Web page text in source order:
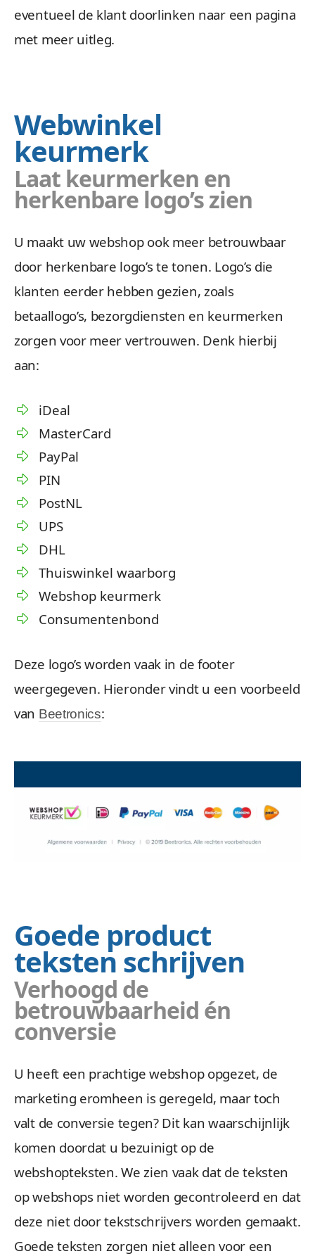
eventueel de klant doorlinken naar een pagina
met meer uitleg.
Webwinkel
keurmerk
Laat keurmerken en
herkenbare logo’s zien
U maakt uw webshop ook meer betrouwbaar
door herkenbare logo’s te tonen. Logo’s die
klanten eerder hebben gezien, zoals
betaallogo’s, bezorgdiensten en keurmerken
zorgen voor meer vertrouwen. Denk hierbij
aan:
iDeal
MasterCard
PayPal
PIN
PostNL
UPS
DHL
Thuiswinkel waarborg
Webshop keurmerk
Consumentenbond
Deze logo’s worden vaak in de footer
weergegeven. Hieronder vindt u een voorbeeld
van Beetronics:
Goede product
teksten schrijven
Verhoogd de
betrouwbaarheid én
conversie
U heeft een prachtige webshop opgezet, de
marketing eromheen is geregeld, maar toch
valt de conversie tegen? Dit kan waarschijnlijk
komen doordat u bezuinigt op de
webshopteksten. We zien vaak dat de teksten
op webshops niet worden gecontroleerd en dat
deze niet door tekstschrijvers worden gemaakt.
Goede teksten zorgen niet alleen voor een